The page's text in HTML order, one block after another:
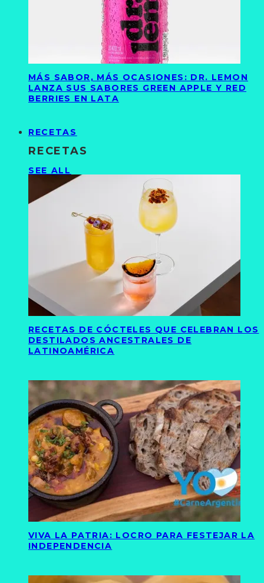
MÁS SABOR, MÁS OCASIONES: DR. LEMON
LANZA SUS SABORES GREEN APPLE Y RED
BERRIES EN LATA
RECETAS
RECETAS
SEE ALL
RECETAS DE CÓCTELES QUE CELEBRAN LOS
DESTILADOS ANCESTRALES DE
LATINOAMÉRICA
VIVA LA PATRIA: LOCRO PARA FESTEJAR LA
INDEPENDENCIA